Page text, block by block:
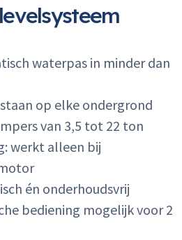
waterpas in minder dan
op elke ondergrond
van 3,5 tot 22 ton
werkt alleen bij
én onderhoudsvrij
bediening mogelijk voor 2